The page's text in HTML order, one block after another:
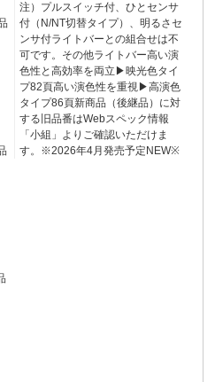
注）プルスイッチ付、ひとセンサ
付（N/NT切替タイプ）、明るさセ
ンサ付ライトバーとの組合せは不
可です。その他ライトバー高い演
色性と高効率を両立▶映光色タイ
プ82頁高い演色性を重視▶高演色
タイプ86頁新商品（後継品）に対
する旧品番はWebスペック情報
「小組」よりご確認いただけま
す。※2026年4月発売予定NEW※